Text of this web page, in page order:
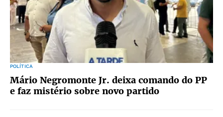
POLÍTICA
Mário Negromonte Jr. deixa comando do PP
e faz mistério sobre novo partido